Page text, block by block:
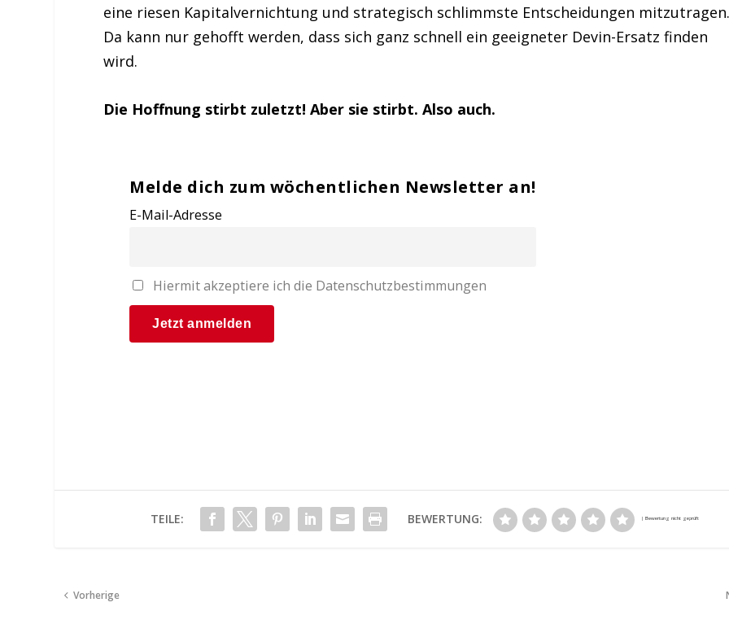
eine riesen Kapitalvernichtung und strategisch schlimmste Entscheidungen
Da kann nur gehofft werden, dass sich ganz schnell ein geeigneter Devin-Ersatz finden
wird.
Die Hoffnung stirbt zuletzt! Aber sie stirbt. Also auch.
Melde dich zum wöchentlichen Newsletter an!
E-Mail-Adresse
Hiermit akzeptiere ich die Datenschutzbestimmungen
TEILE: BEWERTUNG:
Vorherige